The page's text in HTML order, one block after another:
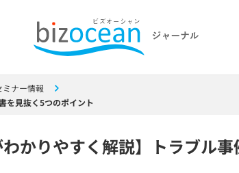
ナー情報
を見抜く5つのポイント
わかりやすく解説】トラブル